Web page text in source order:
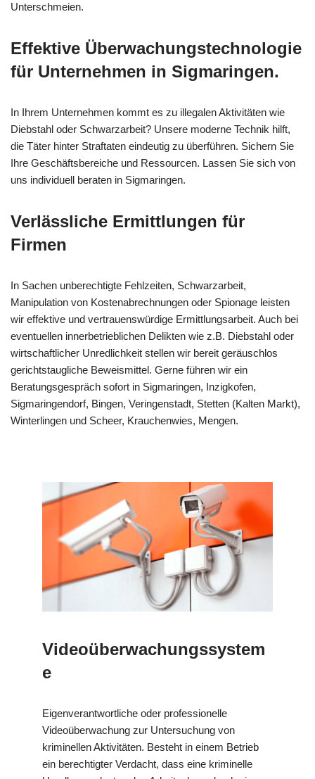
Unterschmeien.
Effektive Überwachungstechnologie
für Unternehmen in Sigmaringen.
In Ihrem Unternehmen kommt es zu illegalen Aktivitäten wie
Diebstahl oder Schwarzarbeit? Unsere moderne Technik hilft,
die Täter hinter Straftaten eindeutig zu überführen. Sichern Sie
Ihre Geschäftsbereiche und Ressourcen. Lassen Sie sich von
uns individuell beraten in Sigmaringen.
Verlässliche Ermittlungen für
Firmen
In Sachen unberechtigte Fehlzeiten, Schwarzarbeit,
Manipulation von Kostenabrechnungen oder Spionage leisten
wir effektive und vertrauenswürdige Ermittlungsarbeit. Auch bei
eventuellen innerbetrieblichen Delikten wie z.B. Diebstahl oder
wirtschaftlicher Unredlichkeit stellen wir bereit geräuschlos
gerichtstaugliche Beweismittel. Gerne führen wir ein
Beratungsgespräch sofort in Sigmaringen, Inzigkofen,
Sigmaringendorf, Bingen, Veringenstadt, Stetten (Kalten Markt),
Winterlingen und Scheer, Krauchenwies, Mengen.
Videoüberwachungssystem
e
Eigenverantwortliche oder professionelle
Videoüberwachung zur Untersuchung von
kriminellen Aktivitäten. Besteht in einem Betrieb
ein berechtigter Verdacht, dass eine kriminelle